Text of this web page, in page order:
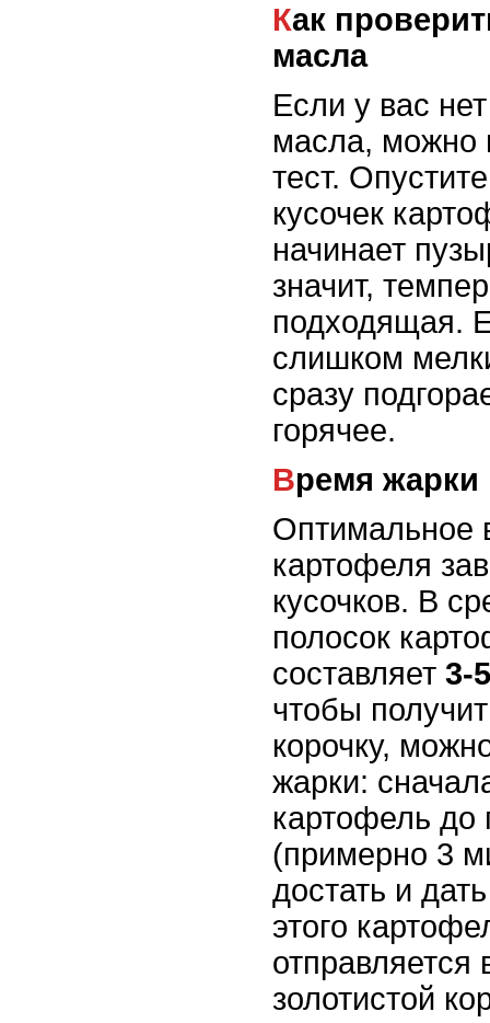
Как проверить температуру
масла
Если у вас
масла, можно
тест.
кусочек
начинает
значит,
подходящая.
слишком
сразу
горячее.
Время
Оптимальное
картофеля
кусочков. В
полосок
составляет 3-
чтобы
корочку,
жарки:
картофель до
(примерно 3
достать и
этого
отправляется
золотистой